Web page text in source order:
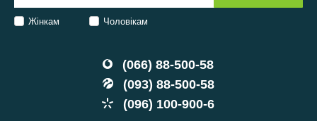
(066) 88-500-58
(093) 88-500-58
(096) 100-900-6
Жінкам Чоловікам